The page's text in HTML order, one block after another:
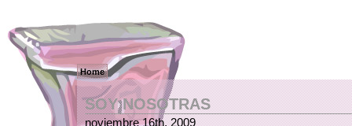
Home
SOY NOSOTRAS
noviembre 16th, 2009